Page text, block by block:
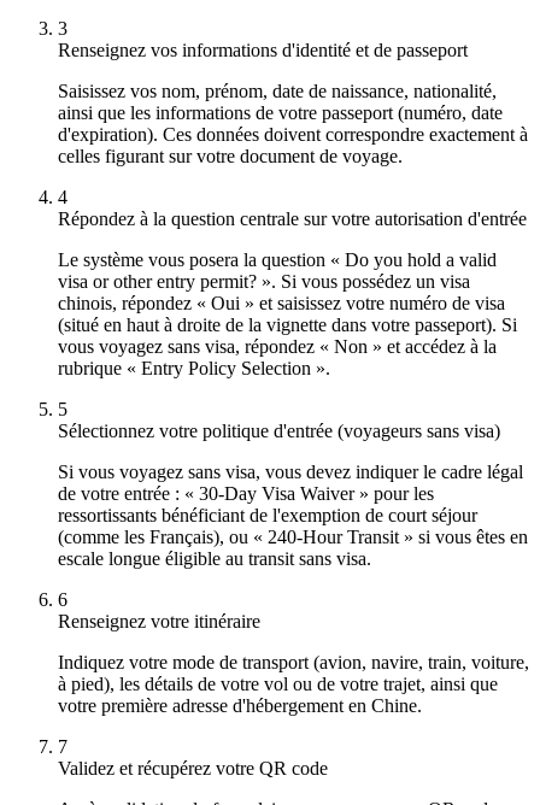
3
Renseignez vos informations d'identité et de passeport
Saisissez vos nom, prénom, date de naissance, nationalité,
ainsi que les informations de votre passeport (numéro, date
d'expiration). Ces données doivent correspondre exactement à
celles figurant sur votre document de voyage.
4
Répondez à la question centrale sur votre autorisation d'entrée
Le système vous posera la question « Do you hold a valid
visa or other entry permit? ». Si vous possédez un visa
chinois, répondez « Oui » et saisissez votre numéro de visa
(situé en haut à droite de la vignette dans votre passeport). Si
vous voyagez sans visa, répondez « Non » et accédez à la
rubrique « Entry Policy Selection ».
5
Sélectionnez votre politique d'entrée (voyageurs sans visa)
Si vous voyagez sans visa, vous devez indiquer le cadre légal
de votre entrée : « 30-Day Visa Waiver » pour les
ressortissants bénéficiant de l'exemption de court séjour
(comme les Français), ou « 240-Hour Transit » si vous êtes en
escale longue éligible au transit sans visa.
6
Renseignez votre itinéraire
Indiquez votre mode de transport (avion, navire, train, voiture,
à pied), les détails de votre vol ou de votre trajet, ainsi que
votre première adresse d'hébergement en Chine.
7
Validez et récupérez votre QR code